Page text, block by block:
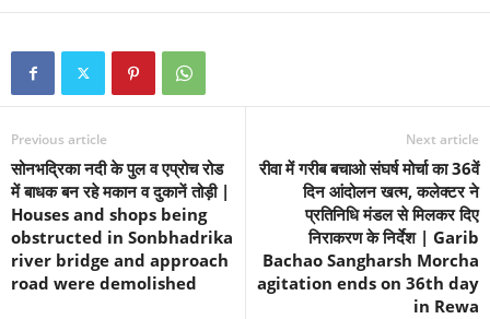
Previous article
सोनभद्रिका नदी के पुल व एप्रोच रोड
में बाधक बन रहे मकान व दुकानें तोड़ी |
Houses and shops being
obstructed in Sonbhadrika
river bridge and approach
road were demolished
Next article
रीवा में गरीब बचाओ संघर्ष मोर्चा का 36वें
दिन आंदोलन खत्म, कलेक्टर ने
प्रतिनिधि मंडल से मिलकर दिए
निराकरण के निर्देश | Garib
Bachao Sangharsh Morcha
agitation ends on 36th day
in Rewa